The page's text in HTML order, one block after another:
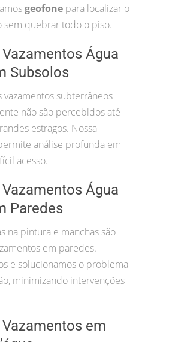
geofone para localizar o
sem quebrar todo o piso.
Água
Subsolos
vazamentos subterrâneos
não são percebidos até
estragos. Nossa
análise profunda em
acesso.
Água
Paredes
na pintura e manchas são
em paredes.
e solucionamos o problema
minimizando intervenções
Vazamentos em